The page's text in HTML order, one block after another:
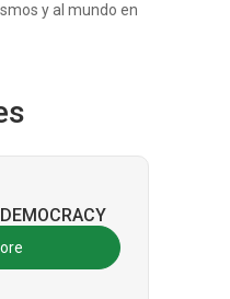
y al mundo en